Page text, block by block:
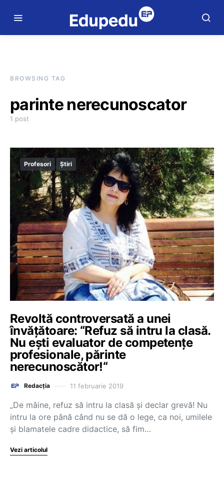
BROWSING TAG
parinte nerecunoscator
1 post
Profesori Știri
Revoltă controversată a unei
învățătoare: “Refuz să intru la clasă.
Nu ești evaluator de competențe
profesionale, părinte
nerecunoscător!“
Redacția 11 februarie 2019
„De mâine, refuz să intru la clasă și declar grevă! Nu
intru la ore până când nu se dă o lege, ca noi, umilele
și blamatele cadre didactice, să fim…
Vezi articolul